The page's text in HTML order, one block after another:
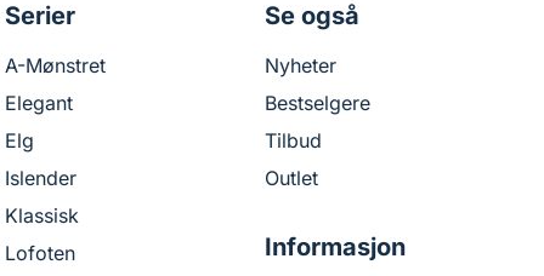
Serier
A-Mønstret
Elegant
Elg
Islender
Klassisk
Lofoten
Se også
Nyheter
Bestselgere
Tilbud
Outlet
Informasjon